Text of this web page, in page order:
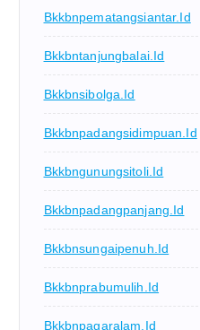
Bkkbnpematangsiantar.id
Bkkbntanjungbalai.id
Bkkbnsibolga.id
Bkkbnpadangsidimpuan.id
Bkkbngunungsitoli.id
Bkkbnpadangpanjang.id
Bkkbnsungaipenuh.id
Bkkbnprabumulih.id
Bkkbnpagaralam.id